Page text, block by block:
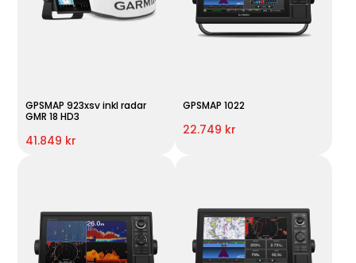
GPSMAP 923xsv inkl radar
GMR 18 HD3
41.849 kr
GPSMAP 1022
22.749 kr